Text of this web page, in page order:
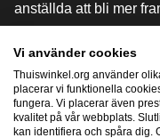
anställda att bli mer
Thuiswinkel-
stöd,
utbildningsplattform,
Vi använder cookies
Thuiswinkel.org använder
placerar vi funktionella
fungera. Vi placerar även
kvalitet på vår webbplats.
kan identifiera och spåra dig.